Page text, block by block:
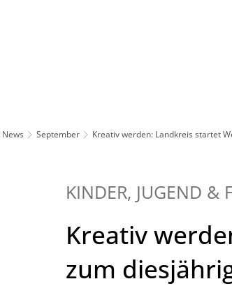
News September Kreativ werden: Landkreis startet
KINDER, JUGEND &
Kreativ
zum